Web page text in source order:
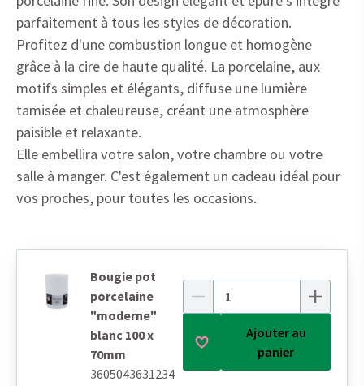
parfaitement à tous les styles de décoration.
Profitez d'une combustion longue et homogène
grâce à la cire de haute qualité. La porcelaine, aux
motifs simples et élégants, diffuse une lumière
tamisée et chaleureuse, créant une atmosphère
paisible et relaxante.
Elle embellira votre salon, votre chambre ou votre
salle à manger. C'est également un cadeau idéal pour
vos proches, pour toutes les occasions.
Bougie pot
porcelaine
"moderne"
blanc 100 x
70mm
3605043631234
Ajouter au
panier